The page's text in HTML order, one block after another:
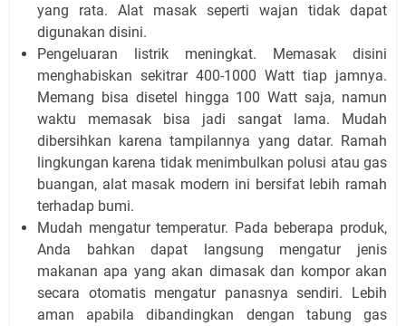
yang rata. Alat masak seperti wajan tidak dapat
digunakan disini.
Pengeluaran listrik meningkat. Memasak disini
menghabiskan sekitrar 400-1000 Watt tiap jamnya.
Memang bisa disetel hingga 100 Watt saja, namun
waktu memasak bisa jadi sangat lama. Mudah
dibersihkan karena tampilannya yang datar. Ramah
lingkungan karena tidak menimbulkan polusi atau gas
buangan, alat masak modern ini bersifat lebih ramah
terhadap bumi.
Mudah mengatur temperatur. Pada beberapa produk,
Anda bahkan dapat langsung mengatur jenis
makanan apa yang akan dimasak dan kompor akan
secara otomatis mengatur panasnya sendiri. Lebih
aman apabila dibandingkan dengan tabung gas